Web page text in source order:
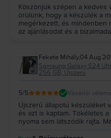
Köszönjük szépen a kedves
örülünk, hogy a készülék a
megérkezett, és mindenben
az ajánlásodat és a
Fekete Mihály,04 Aug
Samsung Galaxy S24
256 GB, Újszerű
5/5 Vásárlói
Újszerű állapotú készüléket
és azt is kaptam. Tökéletes
nyoma sem látszódik rajta.